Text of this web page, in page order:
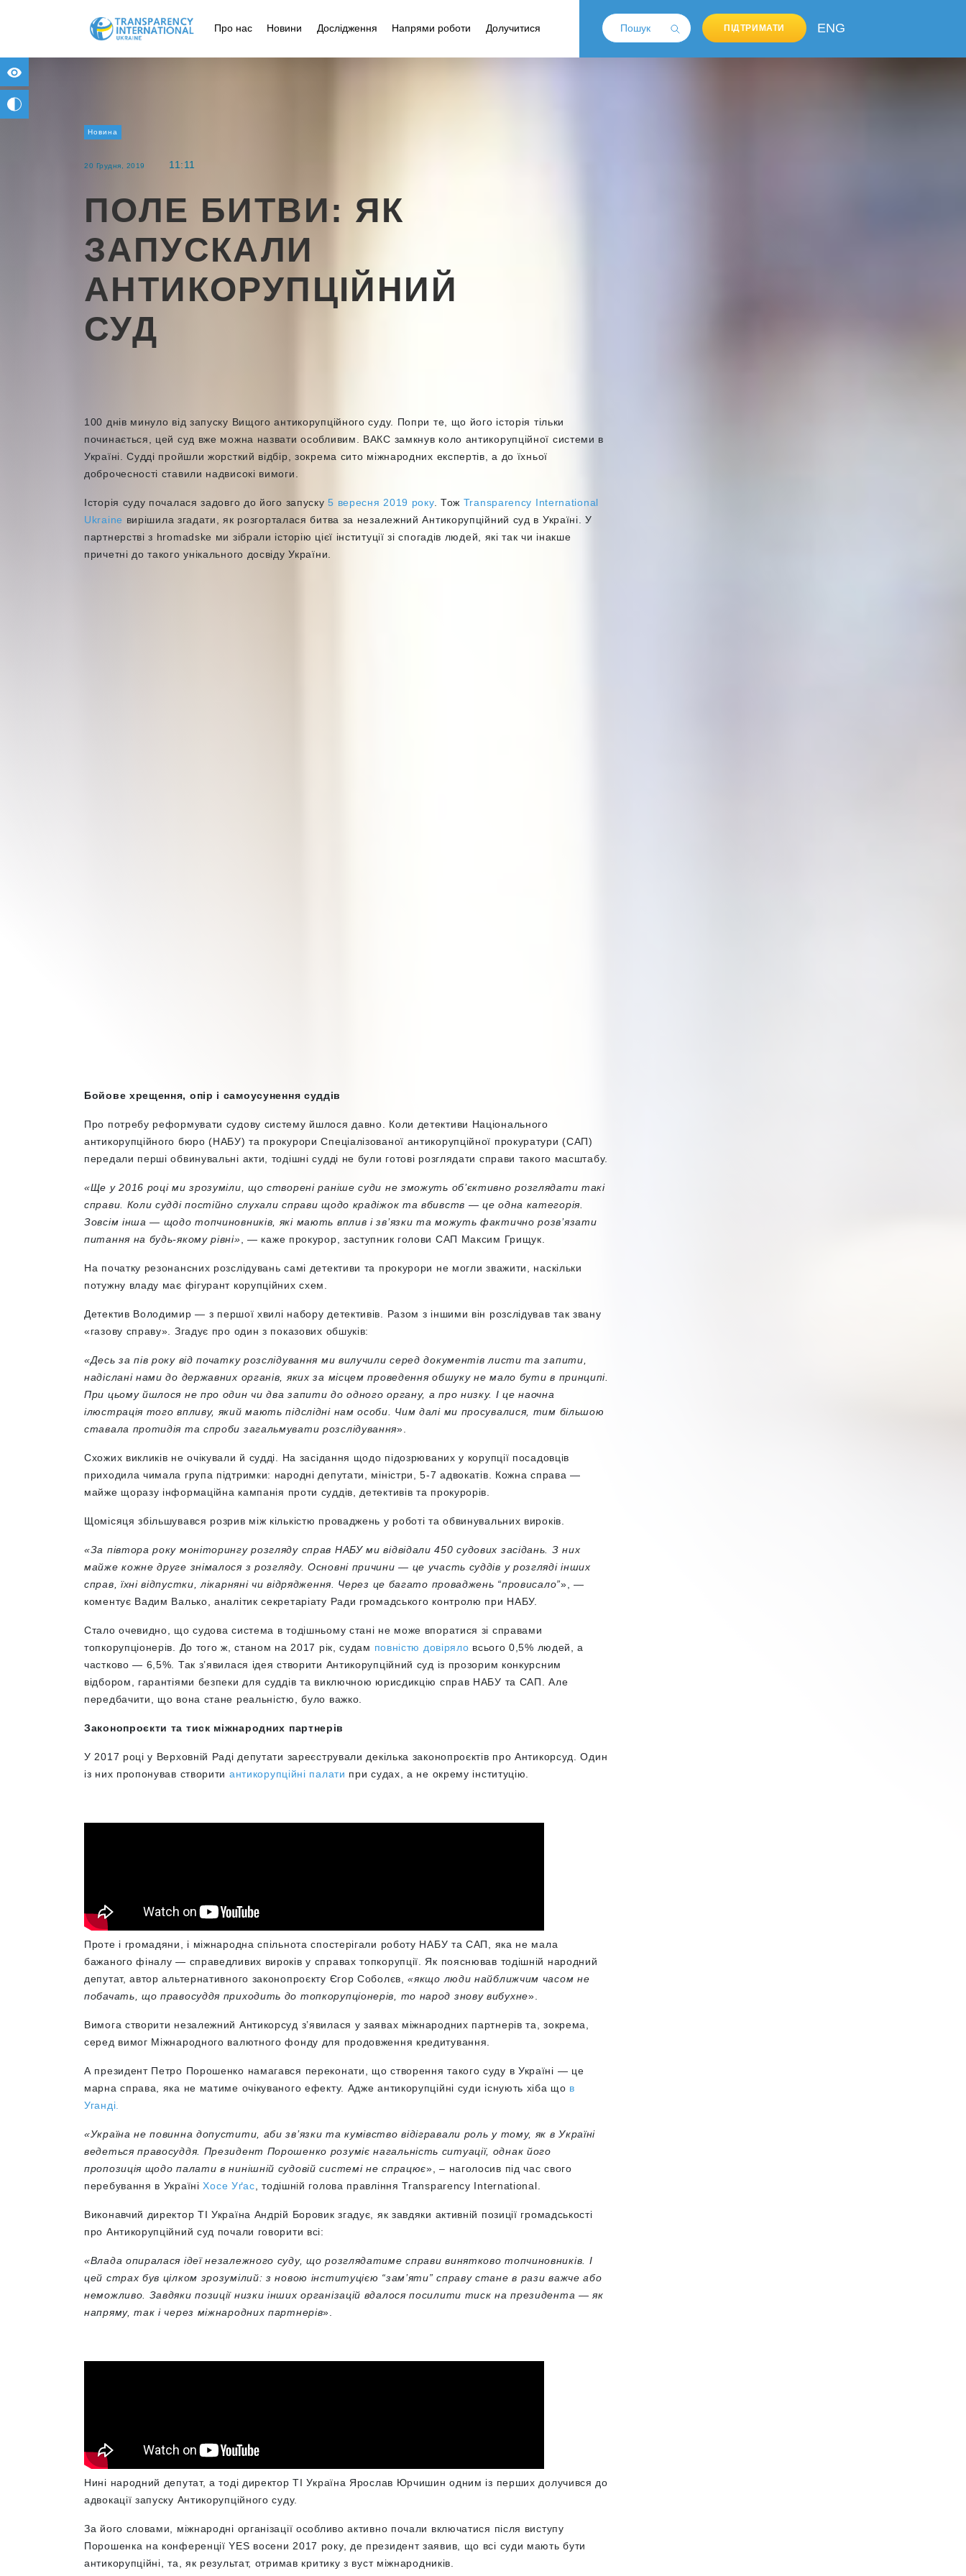
Про нас Новини Дослідження Напрями роботи Долучитися ПІДТРИМАТИ ENG
Новина
20 Грудня, 2019 11:11
ПОЛЕ БИТВИ: ЯК
ЗАПУСКАЛИ
АНТИКОРУПЦІЙНИЙ
СУД
100 днів минуло від запуску Вищого антикорупційного суду. Попри те, що його історія тільки
починається, цей суд вже можна назвати особливим. ВАКС замкнув коло антикорупційної системи в
Україні. Судді пройшли жорсткий відбір, зокрема сито міжнародних експертів, а до їхньої
доброчесності ставили надвисокі вимоги.
Історія суду почалася задовго до його запуску5 вересня 2019 року. Тож Transparency International
Ukraine вирішила згадати, як розгорталася битва за незалежний Антикорупційний суд в Україні. У
партнерстві з hromadske ми зібрали історію цієї інституції зі спогадів людей, які так чи інакше
причетні до такого унікального досвіду України.
Бойове хрещення, опір і самоусунення суддів
Про потребу реформувати судову систему йшлося давно. Коли детективи Національного
антикорупційного бюро (НАБУ) та прокурори Спеціалізованої антикорупційної прокуратури (САП)
передали перші обвинувальні акти, тодішні судді не були готові розглядати справи такого масштабу.
«Ще у 2016 році ми зрозуміли, що створені раніше суди не зможуть об’єктивно розглядати такі
справи. Коли судді постійно слухали справи щодо крадіжок та вбивств —це одна категорія.
Зовсім інша — щодо топчиновників, які мають вплив і зв’язки та можуть фактично розв’язати
питання на будь-якому рівні» , — каже прокурор, заступник голови САП Максим Грищук.
На початку резонансних розслідувань самі детективи та прокурори не могли зважити, наскільки
потужну владу має фігурант корупційних схем.
Детектив Володимир — з першої хвилі набору детективів. Разом з іншими він розслідував так звану
«газову справу». Згадує про один з показових обшуків:
«Десь за пів року від початку розслідування ми вилучили серед документів листи та запити,
надіслані нами до державних органів, яких за місцем проведення обшуку не мало бути в принципі.
При цьому йшлося не про один чи два запити до одного органу, а про низку. І це наочна
ілюстрація того впливу, який мають підслідні нам особи. Чим далі ми просувалися, тим більшою
ставала протидія та спроби загальмувати розслідування».
Схожих викликів не очікували й судді. На засідання щодо підозрюваних у корупції посадовців
приходила чимала група підтримки: народні депутати, міністри, 5-7 адвокатів. Кожна справа —
майже щоразу інформаційна кампанія проти суддів, детективів та прокурорів.
Щомісяця збільшувався розрив між кількістю проваджень у роботі та обвинувальних вироків.
«За півтора року моніторингу розгляду справ НАБУ ми відвідали 450 судових засідань. З них
майже кожне друге знімалося з розгляду. Основні причини — це участь суддів у розгляді інших
справ, їхні відпустки, лікарняні чи відрядження. Через це багато проваджень “провисало”», —
коментує Вадим Валько, аналітик секретаріату Ради громадського контролю при НАБУ.
Стало очевидно, що судова система в тодішньому стані не може впоратися зі справами
топкорупціонерів. До того ж, станом на 2017 рік, судам повністю довіряло всього 0,5% людей, а
частково — 6,5%. Так з’явилася ідея створити Антикорупційний суд із прозорим конкурсним
відбором, гарантіями безпеки для суддів та виключною юрисдикцію справ НАБУ та САП. Але
передбачити, що вона стане реальністю, було важко.
Законопроєкти та тиск міжнародних партнерів
У 2017 році у Верховній Раді депутати зареєстрували декілька законопроєктів про Антикорсуд. Один
із них пропонував створити антикорупційні палати при судах, а не окрему інституцію.
Проте і громадяни, і міжнародна спільнота спостерігали роботу НАБУ та САП, яка не мала
бажаного фіналу — справедливих вироків у справах топкорупції. Як пояснював тодішній народний
депутат, автор альтернативного законопроєкту Єгор Соболєв,«якщо люди найближчим часом не
побачать, що правосуддя приходить до топкорупціонерів, то народ знову вибухне».
Вимога створити незалежний Антикорсуд з’явилася у заявах міжнародних партнерів та, зокрема,
серед вимог Міжнародного валютного фонду для продовження кредитування.
А президент Петро Порошенко намагався переконати, що створення такого суду в Україні — це
марна справа, яка не матиме очікуваного ефекту. Адже антикорупційні суди існують хіба що в
Уганді.
«Україна не повинна допустити, аби зв’язки та кумівство відігравали роль у тому, як в Україні
ведеться правосуддя. Президент Порошенко розуміє нагальність ситуації, однак його
пропозиція щодо палати в нинішній судовій системі не спрацює», – наголосив під час свого
перебування в УкраїніХосе Уґас , тодішній голова правління Transparency International.
Виконавчий директор ТІ Україна Андрій Боровик згадує, як завдяки активній позиції громадськості
про Антикорупційний суд почали говорити всі:
«Влада опиралася ідеї незалежного суду, що розглядатиме справи винятково топчиновників. І
цей страх був цілком зрозумілий: з новою інституцією “зам’яти” справу стане в рази важче або
неможливо. Завдяки позиції низки інших організацій вдалося посилити тиск на президента — як
напряму, так і через міжнародних партнерів».
Нині народний депутат, а тоді директор ТІ Україна Ярослав Юрчишин одним із перших долучився до
адвокації запуску Антикорупційного суду.
За його словами, міжнародні організації особливо активно почали включатися після виступу
Порошенка на конференції YES восени 2017 року, де президент заявив, що всі суди мають бути
антикорупційні, та, як результат, отримав критику з вуст міжнародників.